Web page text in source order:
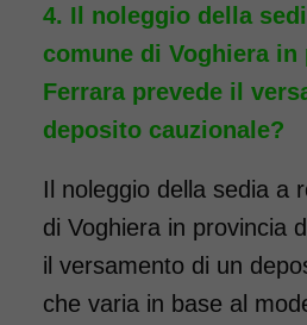
euro.
in tutta Italia:
maggiori
COSTO NOLEGGIO
da
SCHEDA
Il noleggio della
comune di Voghiera
Ferrara prevede il
deposito cauzionale?
Il noleggio della sedia a
di Voghiera in provincia
il versamento di un
che varia in base al